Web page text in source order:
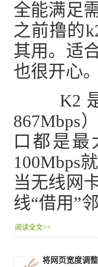
全能满足
之前撸的
其用。适
也很开心。
K2是
867Mbps
口都是
100Mbps
当无线网
线“借用”
阅读全文>>
将网页宽度调